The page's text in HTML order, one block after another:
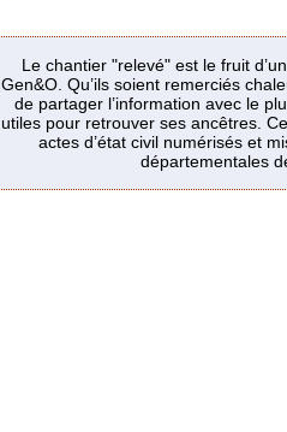
Le chantier "relevé" est le fruit
Gen&O. Qu’ils soient remerciés
de partager l’information avec le
utiles pour retrouver ses ancêtres.
actes d’état civil numérisés et
départementales